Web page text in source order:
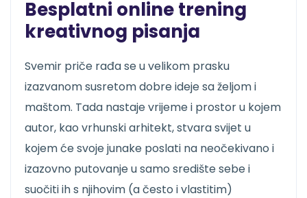
Besplatni online trening
kreativnog pisanja
Svemir priče rađa se u velikom prasku
izazvanom susretom dobre ideje sa željom i
maštom. Tada nastaje vrijeme i prostor u kojem
autor, kao vrhunski arhitekt, stvara svijet u
kojem će svoje junake poslati na neočekivano i
izazovno putovanje u samo središte sebe i
suočiti ih s njihovim (a često i vlastitim)